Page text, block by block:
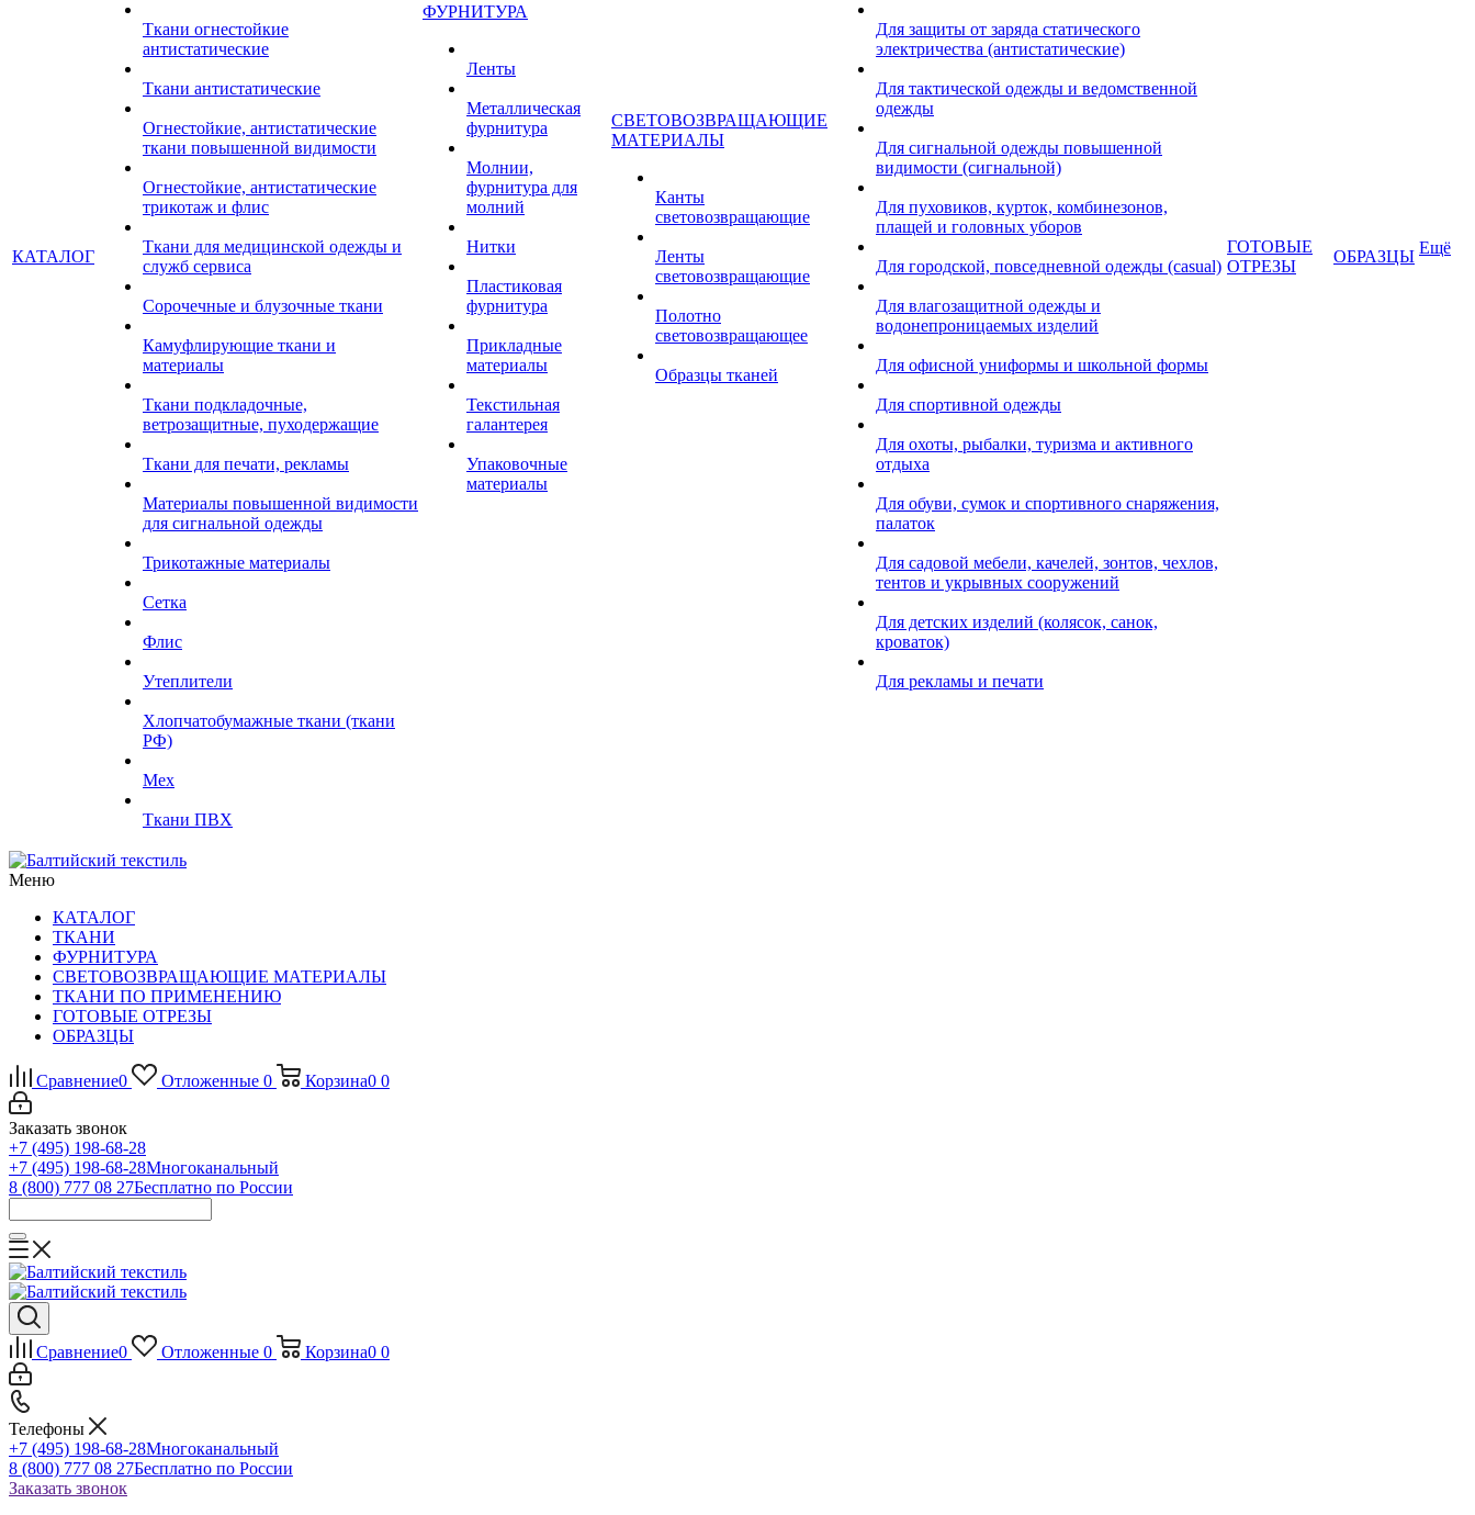
КАТАЛОГ
Ткани огнестойкие
антистатические
Ткани антистатические
Огнестойкие, антистатические
ткани повышенной видимости
Огнестойкие, антистатические
трикотаж и флис
Ткани для медицинской одежды и
служб сервиса
Сорочечные и блузочные ткани
Камуфлирующие ткани и
материалы
Ткани подкладочные,
ветрозащитные, пуходержащие
Ткани для печати, рекламы
Материалы повышенной видимости
для сигнальной одежды
Трикотажные материалы
Сетка
Флис
Утеплители
Хлопчатобумажные ткани (ткани
РФ)
Мех
Ткани ПВХ
ФУРНИТУРА
Ленты
Металлическая
фурнитура
Молнии,
фурнитура для
молний
Нитки
Пластиковая
фурнитура
Прикладные
материалы
Текстильная
галантерея
Упаковочные
материалы
СВЕТОВОЗВРАЩАЮЩИЕ
МАТЕРИАЛЫ
Канты
световозвращающие
Ленты
световозвращающие
Полотно
световозвращающее
Образцы тканей
Для защиты от заряда статического
электричества (антистатические)
Для тактической одежды и ведомственной
одежды
Для сигнальной одежды повышенной
видимости (сигнальной)
Для пуховиков, курток, комбинезонов,
плащей и головных уборов
Для городской, повседневной одежды (casual)
Для влагозащитной одежды и
водонепроницаемых изделий
Для офисной униформы и школьной формы
Для спортивной одежды
Для охоты, рыбалки, туризма и активного
отдыха
Для обуви, сумок и спортивного снаряжения,
палаток
Для садовой мебели, качелей, зонтов, чехлов,
тентов и укрывных сооружений
Для детских изделий (колясок, санок,
кроваток)
Для рекламы и печати
ГОТОВЫЕ
ОТРЕЗЫ
ОБРАЗЦЫ Ещё
Меню
КАТАЛОГ
ТКАНИ
ФУРНИТУРА
СВЕТОВОЗВРАЩАЮЩИЕ МАТЕРИАЛЫ
ТКАНИ ПО ПРИМЕНЕНИЮ
ГОТОВЫЕ ОТРЕЗЫ
ОБРАЗЦЫ
Сравнение0 Отложенные 0 Корзина0 0
Заказать звонок
+7 (495) 198-68-28
+7 (495) 198-68-28Многоканальный
8 (800) 777 08 27Бесплатно по России
Сравнение0 Отложенные 0 Корзина0 0
Телефоны
+7 (495) 198-68-28Многоканальный
8 (800) 777 08 27Бесплатно по России
Заказать звонок